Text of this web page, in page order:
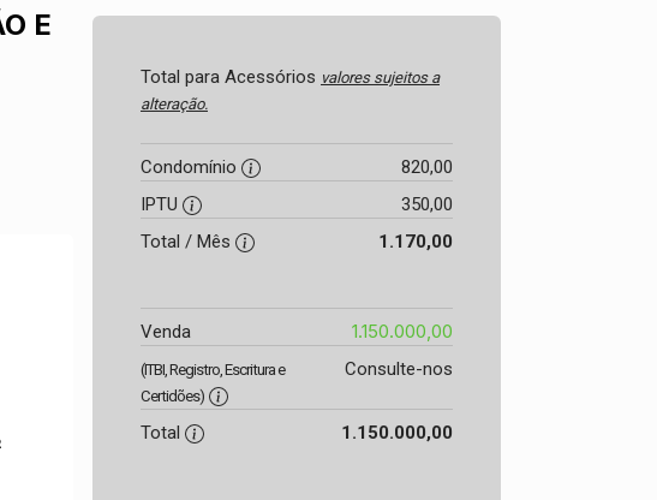
E
Total para Acessórios valores sujeitos a
alteração.
Condomínio
820,00
IPTU
350,00
Total / Mês
1.170,00
Venda 1.150.000,00
(ITBI, Registro, Escritura e
Certidões)
Consulte-nos
Total 1.150.000,00